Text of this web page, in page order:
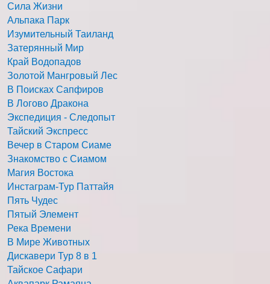
Сила Жизни
Альпака Парк
Изумительный Таиланд
Затерянный Мир
Край Водопадов
Золотой Мангровый Лес
В Поисках Сапфиров
В Логово Дракона
Экспедиция - Следопыт
Тайский Экспресс
Вечер в Старом Сиаме
Знакомство с Сиамом
Магия Востока
Инстаграм-Тур Паттайя
Пять Чудес
Пятый Элемент
Река Времени
В Мире Животных
Дискавери Тур 8 в 1
Тайское Сафари